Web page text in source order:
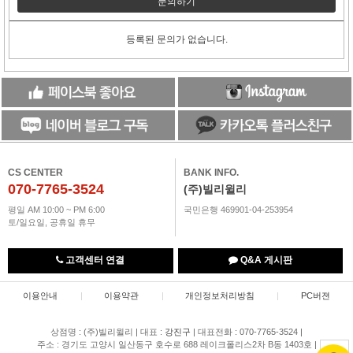
등록된 문의가 없습니다.
CS CENTER
070-7765-3524
평일 AM 10:00 ~ PM 6:00
토/일요일, 공휴일 휴무
BANK INFO.
(주)빌리윌리
국민은행 469901-04-253954
고객센터 연결 Q&A 게시판
이용안내 | 이용약관 | 개인정보처리방침 | PC버젼
상점명 : (주)빌리윌리 | 대표 : 강진구 | 대표전화 : 070-7765-3524 |
주소 : 경기도 고양시 일산동구 호수로 688 레이크폴리스2차 B동 1403호 |